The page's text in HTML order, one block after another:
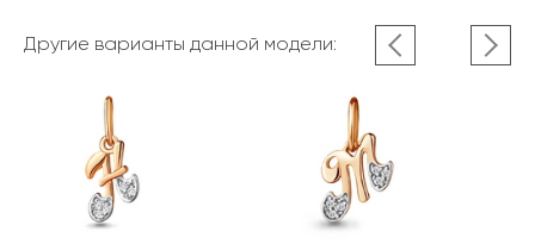
Другие варианты данной модели: